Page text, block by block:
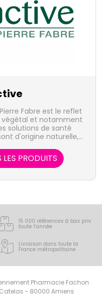
Fabre est le reflet
végétal et notamment
solutions de santé
d'origine naturelle,
PRODUITS
15 000 références à bas prix
toute l’année
Livraison dans toute la
France métropolitaine
Pharmacie Fachon
Catelas - 80000 Amiens